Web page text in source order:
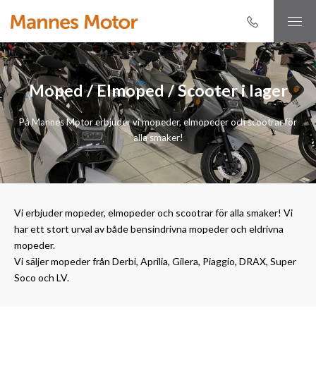
Moped / Elmoped / Scooter i lager
På Mannes Motor erbjuder vi mopeder, elmopeder och scootrar för
alla smaker!
Vi erbjuder mopeder, elmopeder och scootrar för alla smaker! Vi
har ett stort urval av både bensindrivna mopeder och eldrivna
mopeder.
Vi säljer mopeder från Derbi, Aprilia, Gilera, Piaggio, DRAX, Super
Soco och LV.